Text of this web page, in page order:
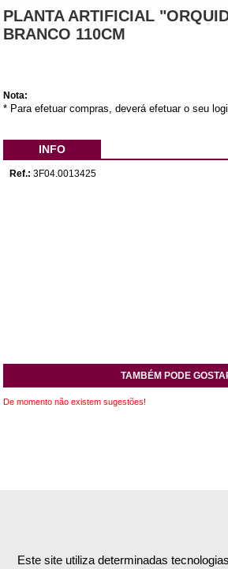
Este site utiliza determinadas
PLANTA ARTIFICIAL
BRANCO 110CM
Nota:
* Para efetuar compras, deverá efetuar o seu
INFO
Ref.: 3F04.0013425
TAMBÉM PODE
De momento não existem sugestões!
Empresa